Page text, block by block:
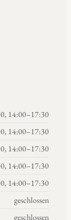
14:00–17:30
14:00–17:30
14:00–17:30
14:00–17:30
14:00–17:30
geschlossen
geschlossen